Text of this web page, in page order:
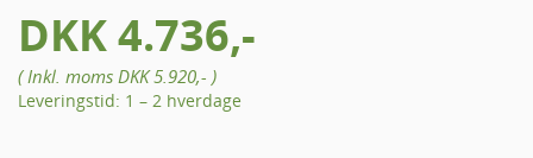
DKK 4.736,-
( Inkl. moms DKK 5.920,- )
Leveringstid: 1 – 2 hverdage